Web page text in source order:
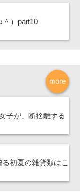
）part10
more
子が、断捨離する
初夏の雑貨類はこ